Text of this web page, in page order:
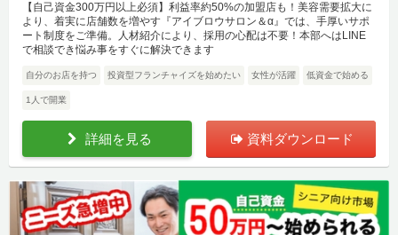
【自己資金300万円以上必須】利益率約50%の加盟店も！美容需要拡大に
より、着実に店舗数を増やす『アイブロウサロン＆α』では、手厚いサポ
ート制度をご準備。人材紹介により、採用の心配は不要！本部へはLINE
で相談でき悩み事をすぐに解決できます
自分のお店を持つ 投資型フランチャイズを始めたい 女性が活躍 低資金で始める
1人で開業
詳細を見る 資料ダウンロード